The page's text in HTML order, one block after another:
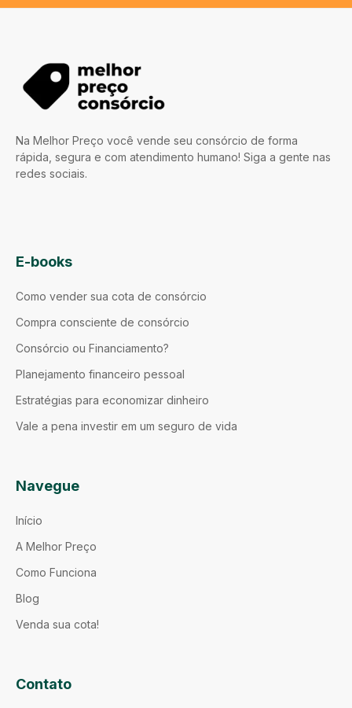
Na Melhor Preço você vende seu consórcio de forma
rápida, segura e com atendimento humano! Siga a gente nas
redes sociais.
E-books
Como vender sua cota de consórcio
Compra consciente de consórcio
Consórcio ou Financiamento?
Planejamento financeiro pessoal
Estratégias para economizar dinheiro
Vale a pena investir em um seguro de vida
Navegue
Início
A Melhor Preço
Como Funciona
Blog
Venda sua cota!
Contato